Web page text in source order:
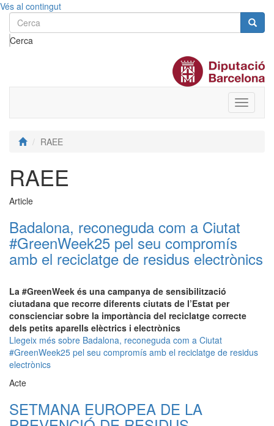
Vés al contingut
Cerca
Toggle
menu
RAEE
RAEE
Article
Badalona, reconeguda com a Ciutat
#GreenWeek25 pel seu compromís
amb el reciclatge de residus electrònics
La #GreenWeek és una campanya de sensibilització
ciutadana que recorre diferents ciutats de l’Estat per
conscienciar sobre la importància del reciclatge correcte
dels petits aparells elèctrics i electrònics
Llegeix més sobre Badalona, reconeguda com a Ciutat
#GreenWeek25 pel seu compromís amb el reciclatge de residus
electrònics
Acte
SETMANA EUROPEA DE LA